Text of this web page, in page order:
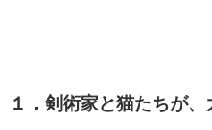
１．剣術家と猫たちが